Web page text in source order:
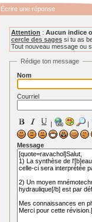
Écrire une réponse
Attention : Aucun indice
cercle des sages si tu as
Tout nouveau message ou
Rédige ton message
Nom
Courriel
| |
Message